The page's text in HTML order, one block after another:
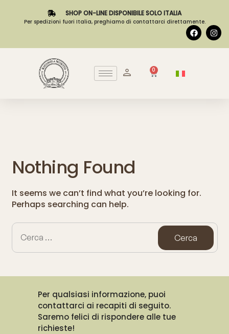
SHOP ON-LINE DISPONIBILE SOLO ITALIA
Per spedizioni fuori Italia, preghiamo di contattarci direttamente.
0
Nothing Found
It seems we can’t find what you’re looking for.
Perhaps searching can help.
Per qualsiasi informazione, puoi
contattarci ai recapiti di seguito.
Saremo felici di rispondere alle tue
richieste!